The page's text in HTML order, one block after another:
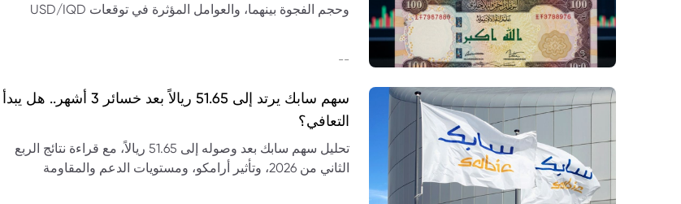
وحجم الفجوة بينهما، والعوامل المؤثرة في توقعات USD/IQD
--
سهم سابك يرتد إلى 51.65 ريالاً بعد خسائر 3 أشهر.. هل يبدأ
التعافي؟
تحليل سهم سابك بعد وصوله إلى 51.65 ريالاً، مع قراءة نتائج الربع
الثاني من 2026، وتأثير أرامكو، ومستويات الدعم والمقاومة